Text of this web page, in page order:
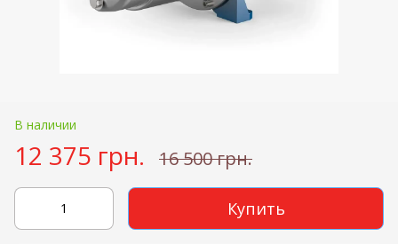
В наличии
12 375 грн. 16 500 грн.
Купить